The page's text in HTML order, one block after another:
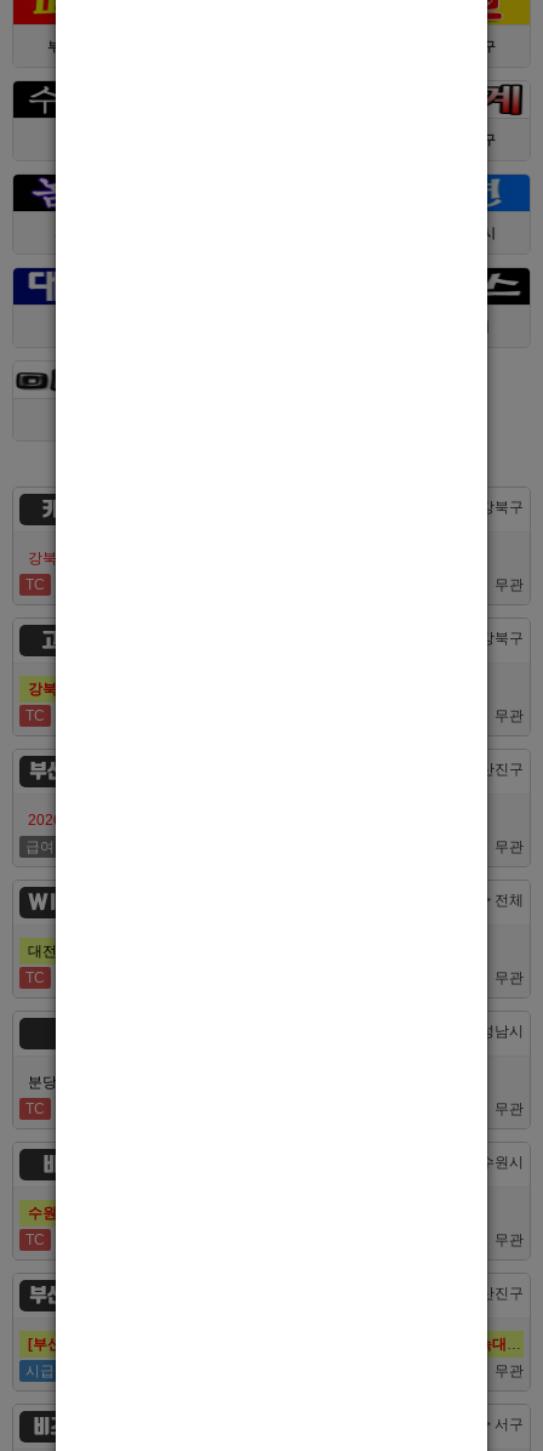
부산 > 부산진구 서울 > 동대문구
서울 > 동대문구
제주 > 서귀포시
카지노 서울 > 강북구
강북호빠 No1 남보도 프라다 성북, 노원, 강북, 수유 원콜
TC
무관
고추밭 서울 > 강북구
강북호빠 1등 수유 남자도우미(호빠) 고추밭에서 선수 구합니다
TC
무관
부산서면루나 부산 > 부산진구
2026/7/10일 가성비 부산 호스트빠 루나에서 식구 구합니다
급여협의
무관
WINNER 대전 > 전체
대전호빠 제일 오래된 박스에서 남보도, 호빠알바를 모집합니다
TC
무관
경기 > 성남시
분당호빠 숨에서 가족처럼 함께일할 알바 분들을 모십니다.
TC
무관
비스트 경기 > 수원시
수원호빠 비스트 인증업소에서 알바 선수 구인합니다
TC
무관
부산 퍼스트 부산 > 부산진구
[부산호빠 퍼스트] 대한민국 1등규모! 서면호빠 12년째 독점! (구. 헤라,늑대,썸,버드)
시급
무관
비즈니스 대전 > 서구